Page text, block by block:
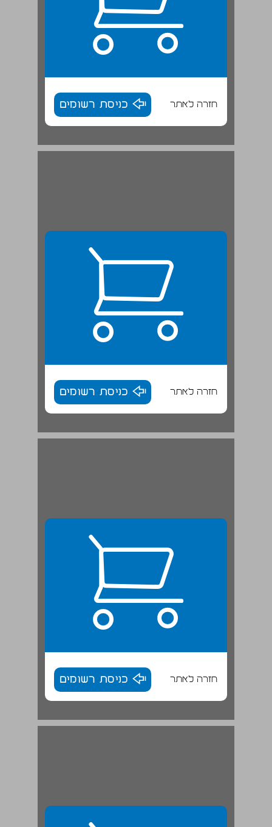
חזרה לאתר כניסת רשומים
5.10 פנקס בעלי איגרות חוב ... 28
חזרה לאתר כניסת רשומים
5.13 פרוטוקולים של אסיפות כלליות, ישיבות דירקטוריון וועדות דירקטוריון ... 29
חזרה לאתר כניסת רשומים
5.14 עריכת הפרוטוקולים ... 30